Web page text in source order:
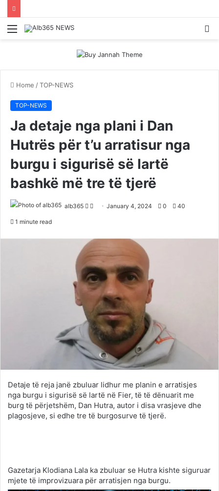
Menu
Home /TOP-NEWS
TOP-NEWS
Ja detaje nga plani i Dan
Hutrës për t’u arratisur nga
burgu i sigurisë së lartë
bashkë më tre të tjerë
alb365
Follow
Send January 4, 2024 0 40
1 minute read
Detaje të reja janë zbuluar lidhur me planin e arratisjes
nga burgu i sigurisë së lartë në Fier, të të dënuarit me
burg të përjetshëm, Dan Hutra, autor i disa vrasjeve dhe
plagosjeve, si edhe tre të burgosurve të tjerë.
Gazetarja Klodiana Lala ka zbuluar se Hutra kishte siguruar
mjete të improvizuara për arratisjen nga burgu.